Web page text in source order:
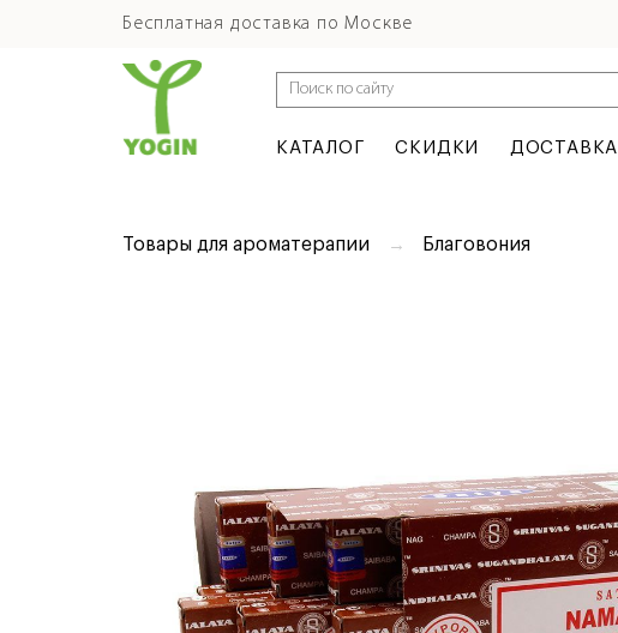
Бесплатная доставка по Москве
КАТАЛОГ СКИДКИ ДОСТАВКА
Товары для ароматерапии Благовония